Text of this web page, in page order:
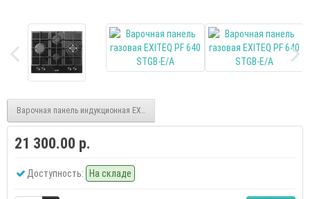
Варочная панель индукционная EXITEQ EXH-316 iB
21 300.00 р.
Доступность: На складе